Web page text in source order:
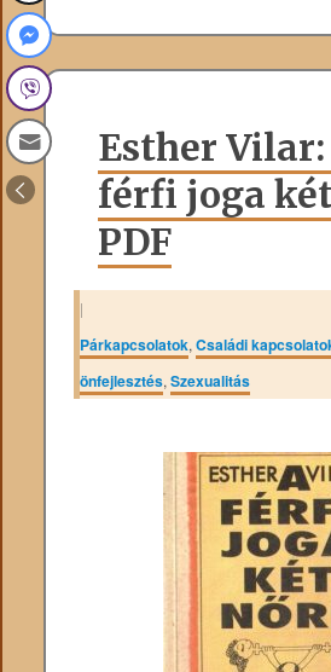
Esther Vilar:
férfi joga
PDF
|
Párkapcsolatok,Családi
önfejlesztés,Szexualitás